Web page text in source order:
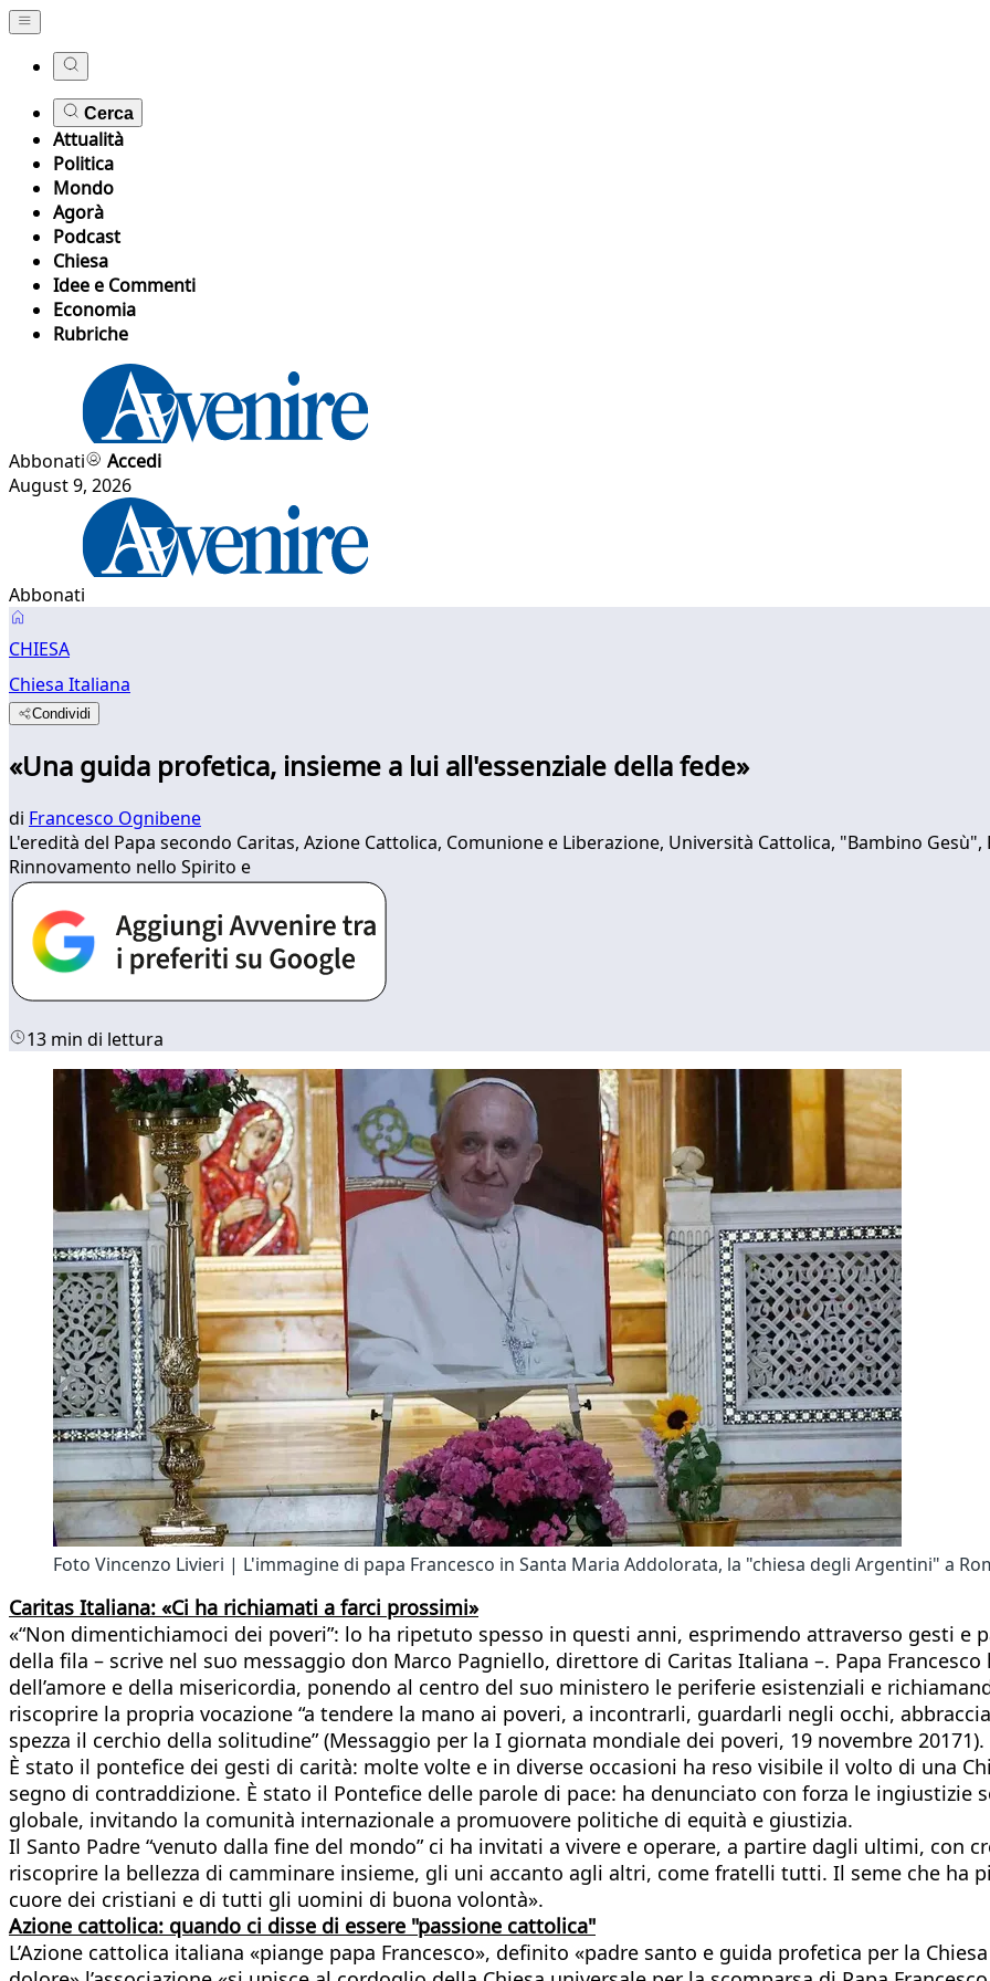
Cerca
Attualità
Politica
Mondo
Agorà
Podcast
Chiesa
Idee e Commenti
Economia
Rubriche
Abbonati
Accedi
August 9, 2026
Abbonati
CHIESA
Chiesa Italiana
Condividi
«Una guida profetica, insieme a lui all'essenziale della fede»
di Francesco Ognibene
L'eredità del Papa secondo Caritas, Azione Cattolica, Comunione e Liberazione, Università Cattolica, "Bambino
Rinnovamento nello Spirito e
13 min di lettura
Foto Vincenzo Livieri | L'immagine di papa Francesco in Santa Maria Addolorata, la "chiesa degli Argentini" a
Caritas Italiana: «Ci ha richiamati a farci prossimi»
«“Non dimentichiamoci dei poveri”: lo ha ripetuto spesso in questi anni, esprimendo attraverso gesti
della fila – scrive nel suo messaggio don Marco Pagniello, direttore di Caritas Italiana –. Papa
dell’amore e della misericordia, ponendo al centro del suo ministero le periferie esistenziali e
riscoprire la propria vocazione “a tendere la mano ai poveri, a incontrarli, guardarli negli occhi,
spezza il cerchio della solitudine” (Messaggio per la I giornata mondiale dei poveri, 19 novembre 20171).
È stato il pontefice dei gesti di carità: molte volte e in diverse occasioni ha reso visibile il volto di una
segno di contraddizione. È stato il Pontefice delle parole di pace: ha denunciato con forza le ingiustizie
globale, invitando la comunità internazionale a promuovere politiche di equità e giustizia.
Il Santo Padre “venuto dalla fine del mondo” ci ha invitati a vivere e operare, a partire dagli ultimi, con
riscoprire la bellezza di camminare insieme, gli uni accanto agli altri, come fratelli tutti. Il seme che ha
cuore dei cristiani e di tutti gli uomini di buona volontà».
Azione cattolica: quando ci disse di essere "passione cattolica"
L’Azione cattolica italiana «piange papa Francesco», definito «padre santo e guida profetica per la